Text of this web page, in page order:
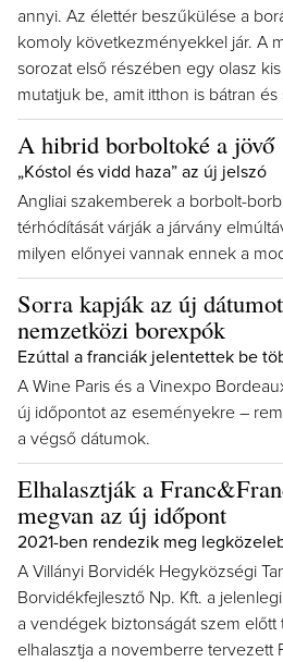
annyi. Az élettér beszűkülése a
komoly következményekkel jár. A
sorozat első részében egy olasz
mutatjuk be, amit itthon is bátran
A hibrid borboltoké a jövő
„Kóstol és vidd haza” az új jelszó
Angliai szakemberek a borbolt-
térhódítását várják a járvány
milyen előnyei vannak ennek a
Sorra kapják az új
nemzetközi borexpók
Ezúttal a franciák jelentettek be
A Wine Paris és a Vinexpo
új időpontot az eseményekre –
a végső dátumok.
Elhalasztják a
megvan az új időpont
2021-ben rendezik meg
A Villányi Borvidék Hegyközségi
Borvidékfejlesztő Np. Kft. a
a vendégek biztonságát szem
elhalasztja a novemberre tervezett